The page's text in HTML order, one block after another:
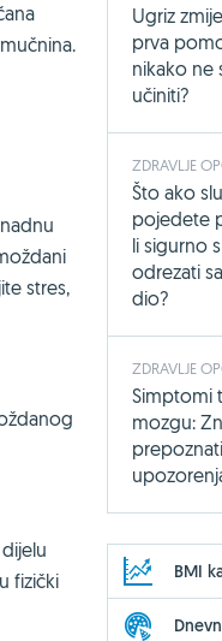
stres,
fizički
Ugriz
prva
nikako ne
učiniti?
ZDRAVLJE
Što ako
pojedete
li sigurno
odrezati
dio?
ZDRAVLJE
Simptomi
mozgu:
BMI